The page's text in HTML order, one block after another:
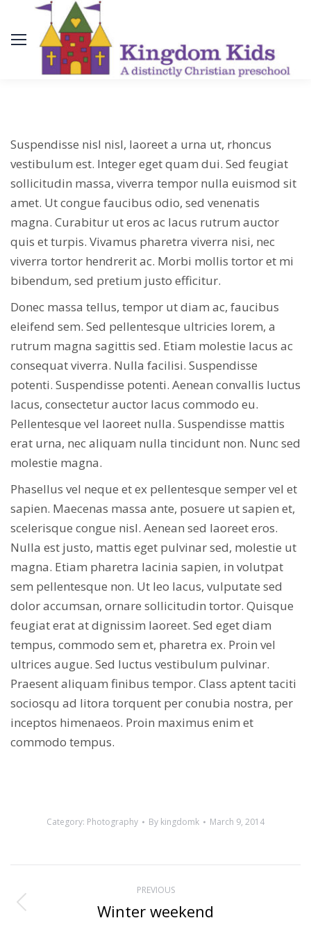
Suspendisse nisl nisl, laoreet a urna ut, rhoncus
vestibulum est. Integer eget quam dui. Sed feugiat
sollicitudin massa, viverra tempor nulla euismod sit
amet. Ut congue faucibus odio, sed venenatis
magna. Curabitur ut eros ac lacus rutrum auctor
quis et turpis. Vivamus pharetra viverra nisi, nec
viverra tortor hendrerit ac. Morbi mollis tortor et mi
bibendum, sed pretium justo efficitur.
Donec massa tellus, tempor ut diam ac, faucibus
eleifend sem. Sed pellentesque ultricies lorem, a
rutrum magna sagittis sed. Etiam molestie lacus ac
consequat viverra. Nulla facilisi. Suspendisse
potenti. Suspendisse potenti. Aenean convallis luctus
lacus, consectetur auctor lacus commodo eu.
Pellentesque vel laoreet nulla. Suspendisse mattis
erat urna, nec aliquam nulla tincidunt non. Nunc sed
molestie magna.
Phasellus vel neque et ex pellentesque semper vel et
sapien. Maecenas massa ante, posuere ut sapien et,
scelerisque congue nisl. Aenean sed laoreet eros.
Nulla est justo, mattis eget pulvinar sed, molestie ut
magna. Etiam pharetra lacinia sapien, in volutpat
sem pellentesque non. Ut leo lacus, vulputate sed
dolor accumsan, ornare sollicitudin tortor. Quisque
feugiat erat at dignissim laoreet. Sed eget diam
tempus, commodo sem et, pharetra ex. Proin vel
ultrices augue. Sed luctus vestibulum pulvinar.
Praesent aliquam finibus tempor. Class aptent taciti
sociosqu ad litora torquent per conubia nostra, per
inceptos himenaeos. Proin maximus enim et
commodo tempus.
Category: Photography By kingdomk March 9, 2014
navigation
PREVIOUS
Previous
Winter weekend